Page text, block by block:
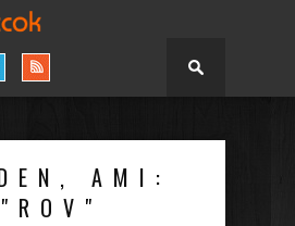
AMI:
"ROV"